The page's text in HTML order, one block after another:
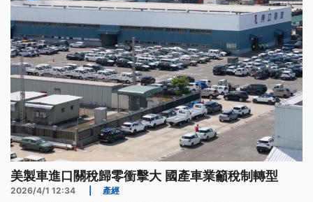
美製車進口關稅歸零衝擊大 國產車業籲稅制轉型
2026/4/1 12:34 產經